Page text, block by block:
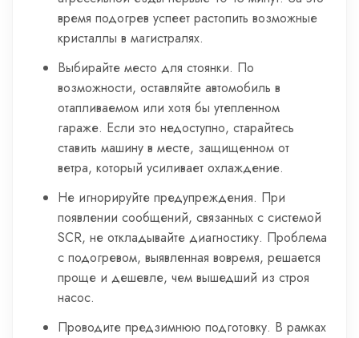
время подогрев успеет растопить возможные
кристаллы в магистралях.
Выбирайте место для стоянки. По
возможности, оставляйте автомобиль в
отапливаемом или хотя бы утепленном
гараже. Если это недоступно, старайтесь
ставить машину в месте, защищенном от
ветра, который усиливает охлаждение.
Не игнорируйте предупреждения. При
появлении сообщений, связанных с системой
SCR, не откладывайте диагностику. Проблема
с подогревом, выявленная вовремя, решается
проще и дешевле, чем вышедший из строя
насос.
Проводите предзимнюю подготовку. В рамках